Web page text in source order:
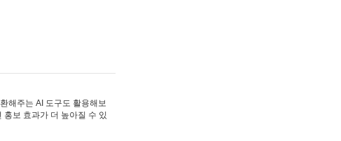
해주는 AI 도구도 활용해보
보 효과가 더 높아질 수 있